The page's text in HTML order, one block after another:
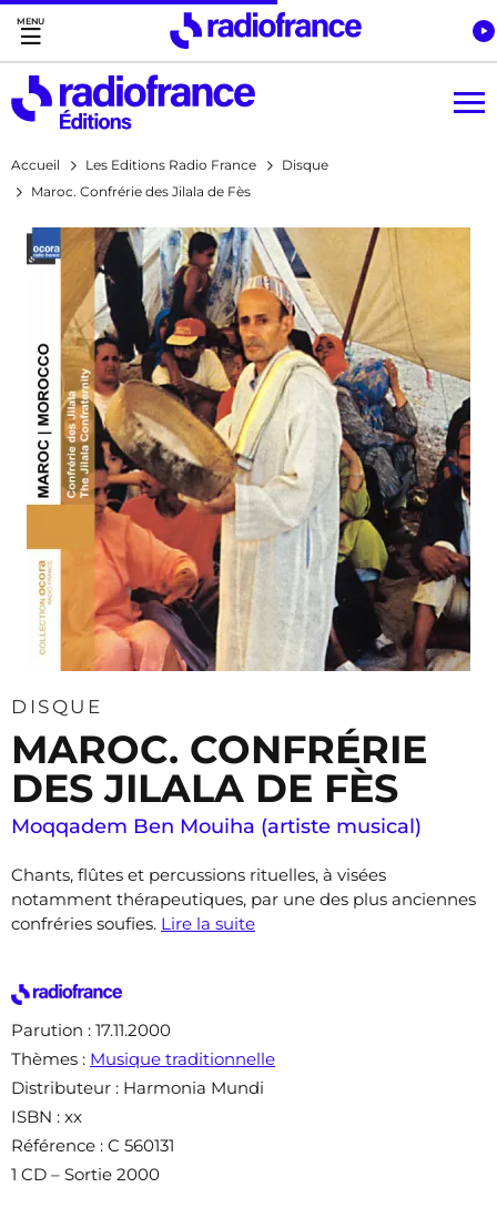
Accès direct :
Menu principal
Contenu
Accueil Les Editions Radio France
Disque
Maroc. Confrérie des Jilala de Fès
DISQUE
MAROC. CONFRÉRIE
DES JILALA DE FÈS
Moqqadem Ben Mouiha (artiste musical)
Chants, flûtes et percussions rituelles, à visées
notamment thérapeutiques, par une des plus anciennes
confréries soufies. Lire la suite
Parution : 17.11.2000
Thèmes : Musique traditionnelle
Distributeur : Harmonia Mundi
ISBN : xx
Référence : C 560131
1 CD – Sortie 2000